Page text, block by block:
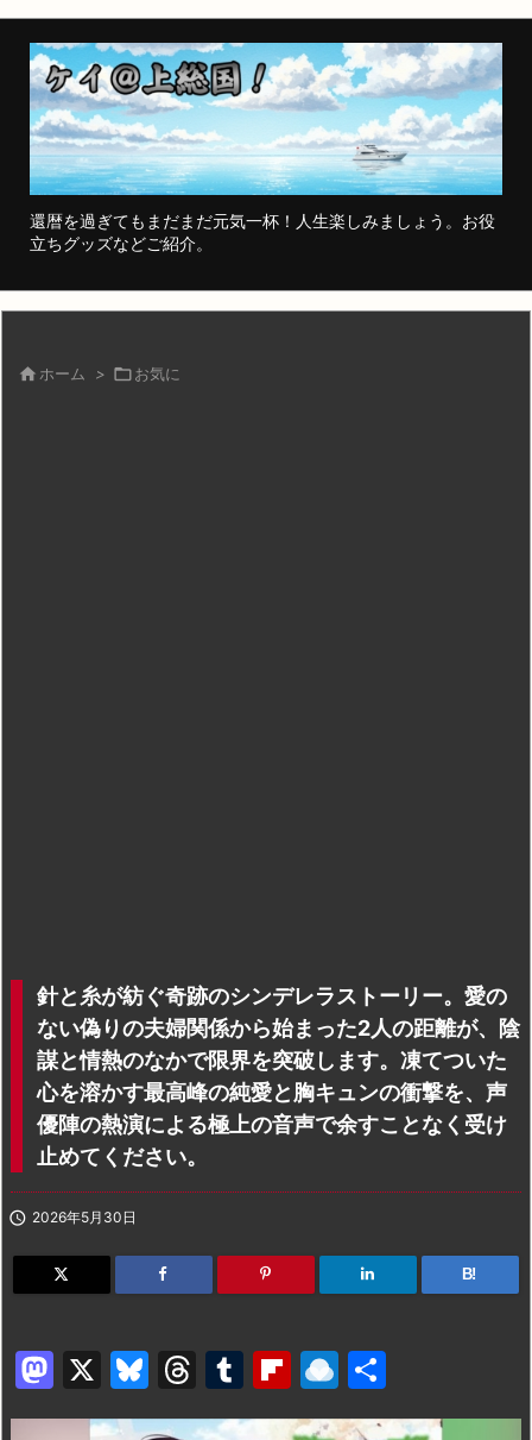
還暦を過ぎてもまだまだ元気一杯！人生楽しみましょう。お役
立ちグッズなどご紹介。
 ホーム > お気に
針と糸が紡ぐ奇跡のシンデレラストーリー。愛の
ない偽りの夫婦関係から始まった2人の距離が、陰
謀と情熱のなかで限界を突破します。凍てついた
心を溶かす最高峰の純愛と胸キュンの衝撃を、声
優陣の熱演による極上の音声で余すことなく受け
止めてください。
 2026年5月30日
B!
M
a
X
Bl
u
T
hr
T
u
Fl
ip
R
ai 有